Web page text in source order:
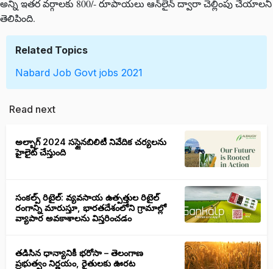
అన్ని ఇతర వర్గాలకు 800/- రూపాయలు ఆన్‌లైన్ ద్వారా చెల్లింపు చేయాలనీ
తెలిపింది.
Related Topics
Nabard Job Govt jobs 2021
Read next
అల్బాగ్ 2024 సస్టైనబిలిటీ నివేదిక చర్యలను
హైలైట్ చేస్తుంది
సంకల్ప్ రిటైల్: వ్యవసాయ ఉత్పత్తుల రిటైల్
రంగాన్ని మారుస్తూ, భారతదేశంలోని గ్రామాల్లో
వ్యాపార అవకాశాలను విస్తరించడం
తడిసిన ధాన్యానికీ భరోసా – తెలంగాణ
ప్రభుత్వం నిర్ణయం, రైతులకు ఊరట